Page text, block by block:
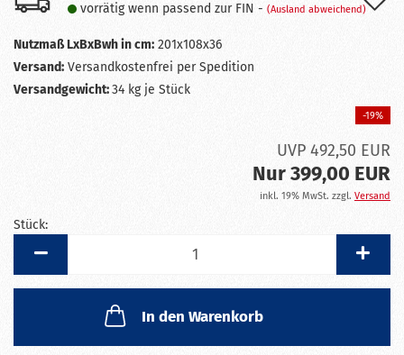
vorrätig wenn passend zur FIN - (Ausland abweichend)
Nutzmaß LxBxBwh in cm: 201x108x36
Versand: Versandkostenfrei per Spedition
Versandgewicht:34 kg je Stück
-19%
UVP 492,50 EUR
Nur 399,00 EUR
inkl. 19% MwSt. zzgl. Versand
Stück:
In den Warenkorb